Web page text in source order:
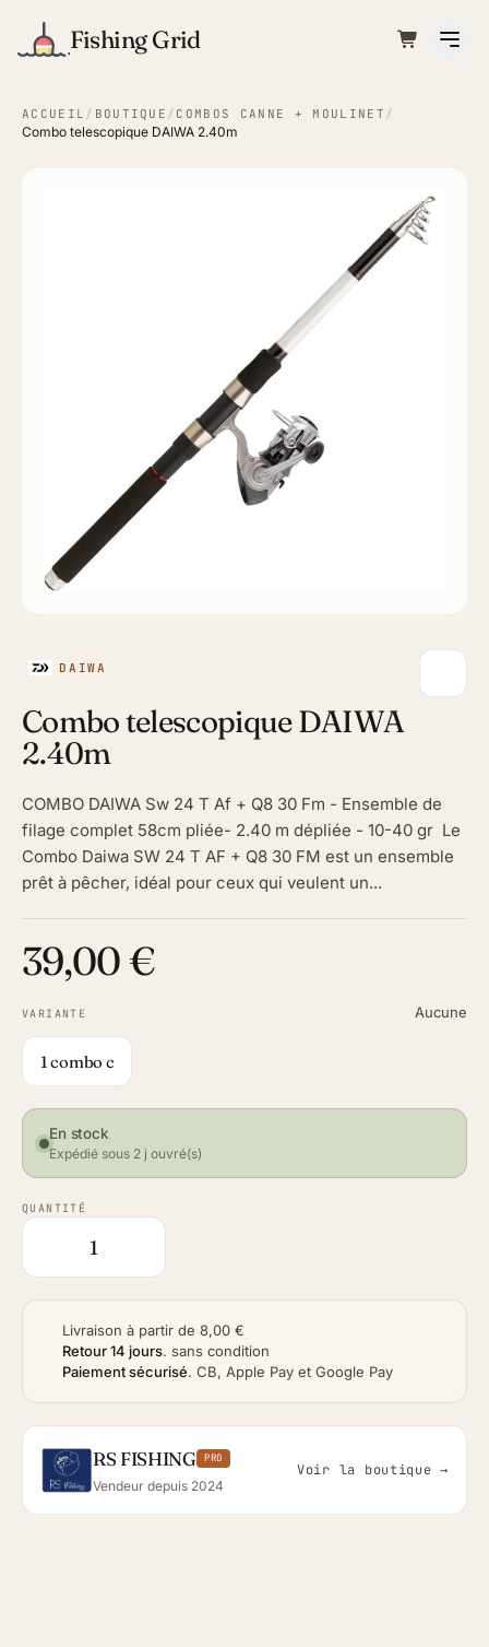
Fishing Grid
ACCUEIL / BOUTIQUE / COMBOS CANNE + MOULINET /
Combo telescopique DAIWA 2.40m
DAIWA
Combo telescopique DAIWA
2.40m
COMBO DAIWA Sw 24 T Af + Q8 30 Fm - Ensemble de
filage complet 58cm pliée- 2.40 m dépliée - 10-40 gr Le
Combo Daiwa SW 24 T AF + Q8 30 FM est un ensemble
prêt à pêcher, idéal pour ceux qui veulent un...
39,00 €
VARIANTE Aucune
1 combo c
En stock
Expédié sous 2 j ouvré(s)
QUANTITÉ
Livraison à partir de 8,00 €
Retour 14 jours. sans condition
Paiement sécurisé. CB, Apple Pay et Google Pay
RS FISHING PRO
Vendeur depuis 2024
Voir la boutique →